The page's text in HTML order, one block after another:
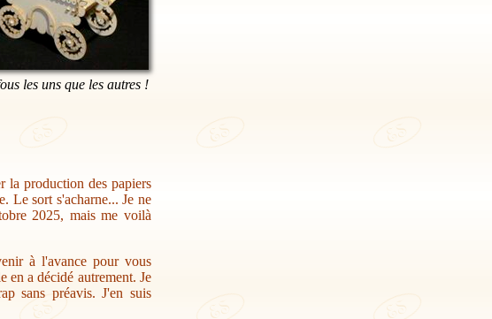
les uns que les autres !
la production des papiers
Le sort s'acharne... Je ne
2025, mais me voilà
à l'avance pour vous
en a décidé autrement. Je
sans préavis. J'en suis